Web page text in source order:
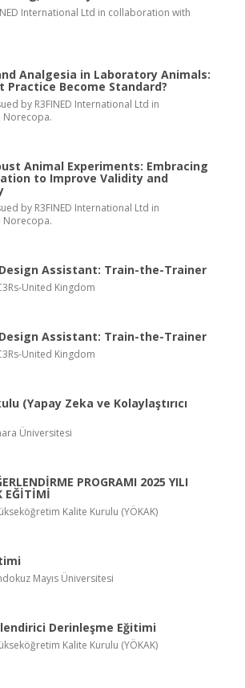
International Ltd in collaboration with
Analgesia in Laboratory Animals:
Practice Become Standard?
by R3FINED International Ltd in
Animal Experiments: Embracing
to Improve Validity and
by R3FINED International Ltd in
Assistant: Train-the-Trainer
United Kingdom
Assistant: Train-the-Trainer
United Kingdom
(Yapay Zeka ve Kolaylaştırıcı
Üniversitesi
PROGRAMI 2025 YILI
EĞİTİMİ
Kalite Kurulu (YÖKAK)
Mayıs Üniversitesi
Derinleşme Eğitimi
Kalite Kurulu (YÖKAK)